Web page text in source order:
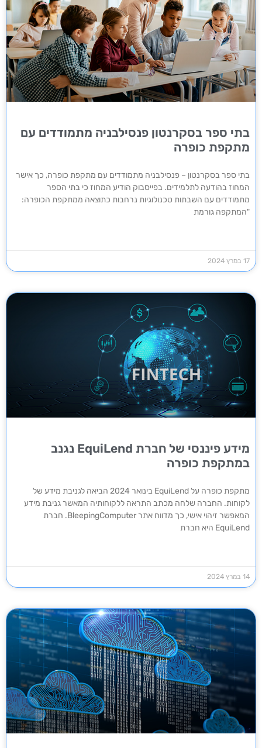
בתי ספר בסקרנטון פנסילבניה מתמודדים עם
מתקפת כופרה
בתי ספר בסקרנטון – פנסילבניה מתמודדים עם מתקפת כופרה, כך אישר
המחוז בהודעה לתלמידים. בפייסבוק הודיע המחוז כי בתי הספר
מתמודדים עם השבתות טכנולוגיות נרחבות כתוצאה ממתקפת הכופרה:
"המתקפה גורמת
17 במרץ 2024
מידע פיננסי של חברת EquiLend נגנב
במתקפת כופרה
מתקפת כופרה על EquiLend בינואר 2024 הביאה לגניבת מידע של
לקוחות. החברה שלחה מכתב התראה ללקוחותיה המאשר גניבת מידע
המאפשר זיהוי אישי, כך מדווח אתר BleepingComputer. חברת
EquiLend היא חברת
14 במרץ 2024